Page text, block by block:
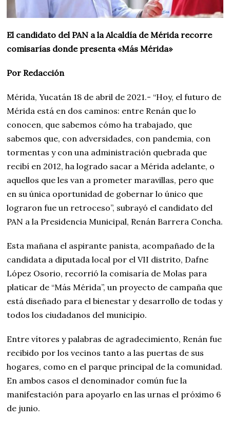
El candidato del PAN a la Alcaldía de Mérida recorre
comisarías donde presenta «Más Mérida»
Por Redacción
Mérida, Yucatán 18 de abril de 2021.- “Hoy, el futuro de
Mérida está en dos caminos: entre Renán que lo
conocen, que sabemos cómo ha trabajado, que
sabemos que, con adversidades, con pandemia, con
tormentas y con una administración quebrada que
recibí en 2012, ha logrado sacar a Mérida adelante, o
aquellos que les van a prometer maravillas, pero que
en su única oportunidad de gobernar lo único que
lograron fue un retroceso”, subrayó el candidato del
PAN a la Presidencia Municipal, Renán Barrera Concha.
Esta mañana el aspirante panista, acompañado de la
candidata a diputada local por el VII distrito, Dafne
López Osorio, recorrió la comisaría de Molas para
platicar de “Más Mérida”, un proyecto de campaña que
está diseñado para el bienestar y desarrollo de todas y
todos los ciudadanos del municipio.
Entre vítores y palabras de agradecimiento, Renán fue
recibido por los vecinos tanto a las puertas de sus
hogares, como en el parque principal de la comunidad.
En ambos casos el denominador común fue la
manifestación para apoyarlo en las urnas el próximo 6
de junio.